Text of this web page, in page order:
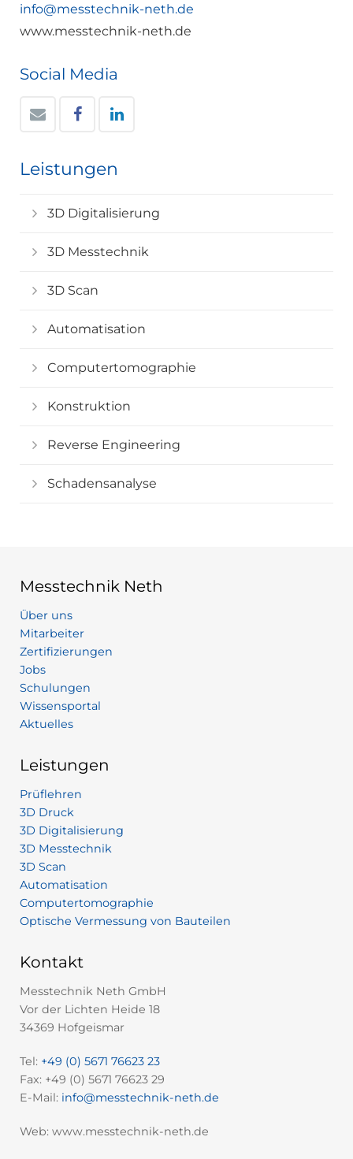
info@messtechnik-neth.de
www.messtechnik-neth.de
Social Media
Leistungen
3D Digitalisierung
3D Messtechnik
3D Scan
Automatisation
Computertomographie
Konstruktion
Reverse Engineering
Schadensanalyse
Messtechnik Neth
Über uns
Mitarbeiter
Zertifizierungen
Jobs
Schulungen
Wissensportal
Aktuelles
Leistungen
Prüflehren
3D Druck
3D Digitalisierung
3D Messtechnik
3D Scan
Automatisation
Computertomographie
Optische Vermessung von Bauteilen
Kontakt
Messtechnik Neth GmbH
Vor der Lichten Heide 18
34369 Hofgeismar
Tel: +49 (0) 5671 76623 23
Fax: +49 (0) 5671 76623 29
E-Mail: info@messtechnik-neth.de
Web: www.messtechnik-neth.de